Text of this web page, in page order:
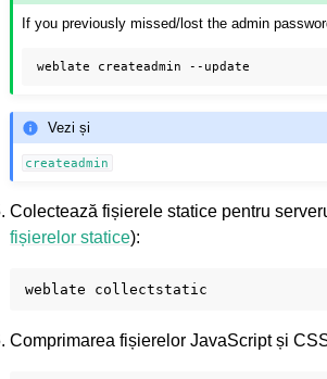
If you previously missed/lost the admin
weblate createadmin
Vezi și
createadmin
Colectează fișierele statice pentru
fișierelor statice):
weblate
Comprimarea fișierelor JavaScript și